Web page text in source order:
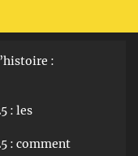
:
: les
: comment